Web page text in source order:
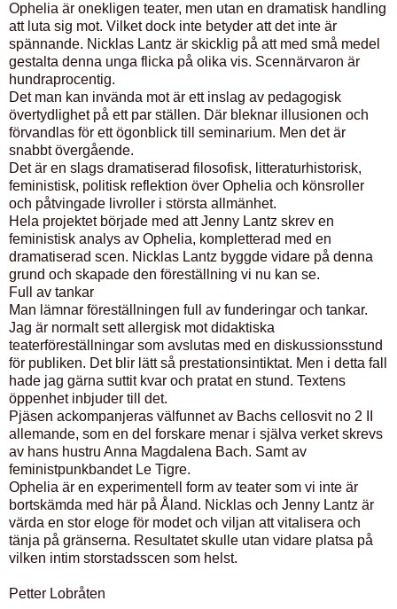
Ophelia är onekligen teater, men utan en dramatisk handling
att luta sig mot. Vilket dock inte betyder att det inte är
spännande. Nicklas Lantz är skicklig på att med små medel
gestalta denna unga flicka på olika vis. Scennärvaron är
hundraprocentig.
Det man kan invända mot är ett inslag av pedagogisk
övertydlighet på ett par ställen. Där bleknar illusionen och
förvandlas för ett ögonblick till seminarium. Men det är
snabbt övergående.
Det är en slags dramatiserad filosofisk, litteraturhistorisk,
feministisk, politisk reflektion över Ophelia och könsroller
och påtvingade livroller i största allmänhet.
Hela projektet började med att Jenny Lantz skrev en
feministisk analys av Ophelia, kompletterad med en
dramatiserad scen. Nicklas Lantz byggde vidare på denna
grund och skapade den föreställning vi nu kan se.
Full av tankar
Man lämnar föreställningen full av funderingar och tankar.
Jag är normalt sett allergisk mot didaktiska
teaterföreställningar som avslutas med en diskussionsstund
för publiken. Det blir lätt så prestationsintiktat. Men i detta fall
hade jag gärna suttit kvar och pratat en stund. Textens
öppenhet inbjuder till det.
Pjäsen ackompanjeras välfunnet av Bachs cellosvit no 2 II
allemande, som en del forskare menar i själva verket skrevs
av hans hustru Anna Magdalena Bach. Samt av
feministpunkbandet Le Tigre.
Ophelia är en experimentell form av teater som vi inte är
bortskämda med här på Åland. Nicklas och Jenny Lantz är
värda en stor eloge för modet och viljan att vitalisera och
tänja på gränserna. Resultatet skulle utan vidare platsa på
vilken intim storstadsscen som helst.
Petter Lobråten